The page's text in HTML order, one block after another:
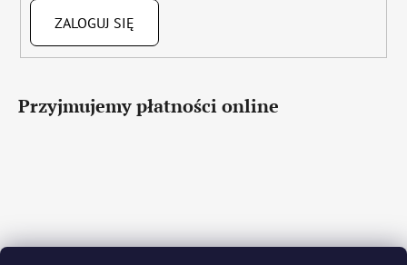
ZALOGUJ SIĘ
Przyjmujemy płatności online